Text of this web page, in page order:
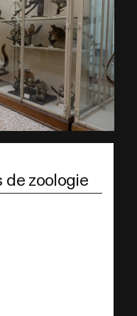
de zoologie